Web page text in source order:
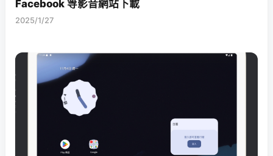
Facebook 等影音網站下載
2025/1/27